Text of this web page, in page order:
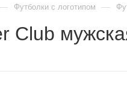
Футболки с логотипом —
Club